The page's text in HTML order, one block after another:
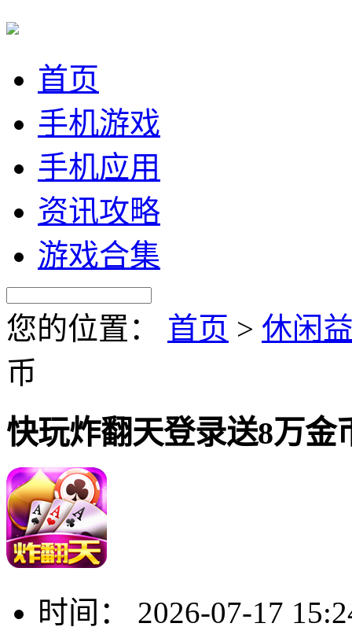
首页
手机游戏
手机应用
资讯攻略
游戏合集
您的位置： 首页 > 休闲
币
快玩炸翻天登录送8万金
时间：
2026-07-17